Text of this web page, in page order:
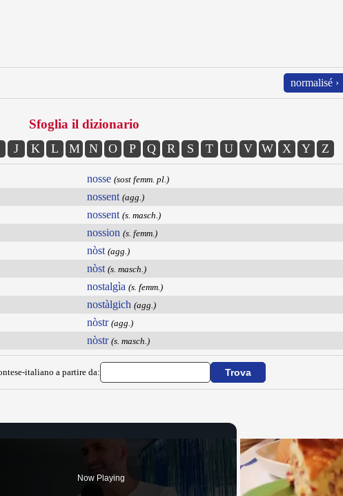
normalisé ›
Sfoglia il dizionario
J K L M N O P Q R S T U V W X Y Z
nosse (sost femm. pl.)
nossent (agg.)
nossent (s. masch.)
nossion (s. femm.)
nòst (agg.)
nòst (s. masch.)
nostalgìa (s. femm.)
nostàlgich (agg.)
nòstr (agg.)
nòstr (s. masch.)
italiano a partire da:
Now Playing